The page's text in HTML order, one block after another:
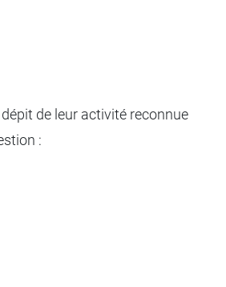
de leur activité reconnue
: